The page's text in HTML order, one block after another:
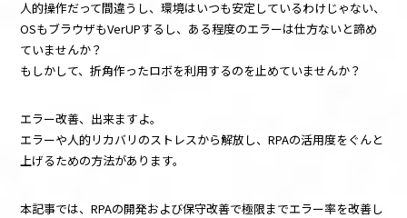
人的操作だって間違うし、環境はいつも安定しているわけじゃない、
OSもブラウザもVerUPするし、ある程度のエラーは仕方ないと諦め
ていませんか？
もしかして、折角作ったロボを利用するのを止めていませんか？
エラー改善、出来ますよ。
エラーや人的リカバリのストレスから解放し、RPAの活用度をぐんと
上げるための方法があります。
本記事では、RPAの開発および保守改善で極限までエラー率を改善し